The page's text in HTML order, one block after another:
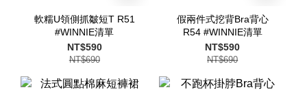
軟糯U領側抓皺短T R51
#WINNIE清單
NT$590
NT$690
假兩件式挖背Bra背心
R54 #WINNIE清單
NT$590
NT$690